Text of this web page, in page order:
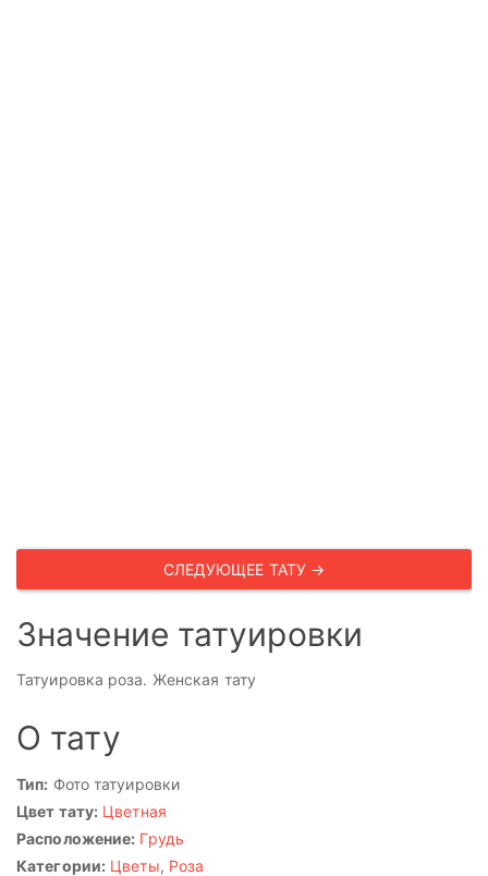
СЛЕДУЮЩЕЕ ТАТУ →
Значение татуировки
Татуировка роза. Женская тату
О тату
Тип: Фото татуировки
Цвет тату: Цветная
Расположение: Грудь
Категории: Цветы, Роза